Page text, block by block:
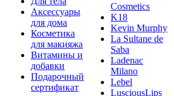
Аксессуары
для дома
Косметика
для макияжа
Витамины и
добавки
Подарочный
сертификат
Cosmetics
K18
Kevin Murphy
La Sultane de
Saba
Ladenac
Milano
Lebel
LusciousLips